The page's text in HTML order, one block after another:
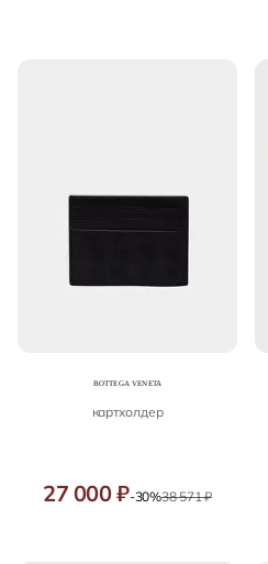
картхолдер
27 000 ₽-30%38 571 ₽